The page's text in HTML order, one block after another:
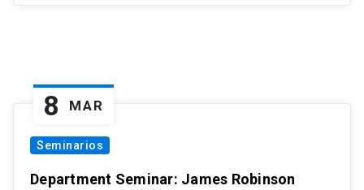
8 MAR
Seminarios
Department Seminar: James Robinson